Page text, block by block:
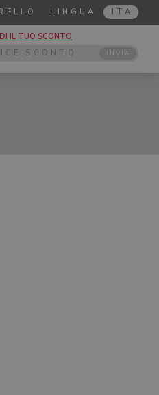
LINGUA ITA
IL TUO SCONTO
INVIA